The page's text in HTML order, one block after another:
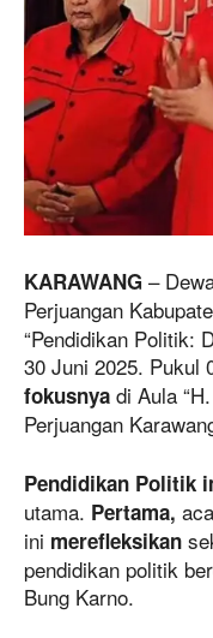
KARAWANG –
Perjuangan
“Pendidikan Politik:
30 Juni 2025. Pukul
fokusnya di Aula
Perjuangan
Pendidikan Politik
utama. Pertama,
ini merefleksikan
pendidikan politik
Bung Karno.